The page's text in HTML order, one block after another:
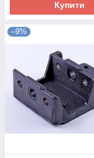
Купити
–9%